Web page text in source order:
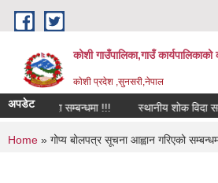
Skip to main content
कोशी गाउँपालिका,गाउँ कार्यपालिकाको
काेशी प्रदेश ,सुनसरी,नेपाल
अपडेट
शोक विदा सम्बन्धमा !!!
You are here
Home » गोप्य बोलपत्र सूचना आह्वान गरिएको